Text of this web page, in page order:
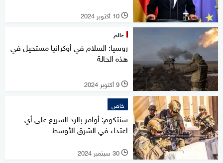
l 10 أكتوبر 2024
عالم
روسيا: السلام في أوكرانيا مستحيل في
هذه الحالة
l 9 أكتوبر 2024
خاص
سنتكوم: أوامر بالرد السريع على أي
اعتداء في الشرق الأوسط
l 30 سبتمبر 2024